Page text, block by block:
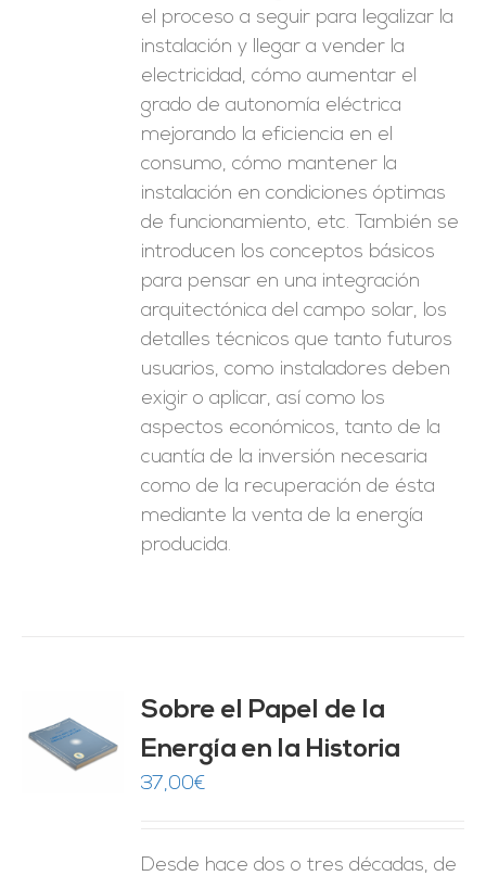
el proceso a seguir para legalizar la
instalación y llegar a vender la
electricidad, cómo aumentar el
grado de autonomía eléctrica
mejorando la eficiencia en el
consumo, cómo mantener la
instalación en condiciones óptimas
de funcionamiento, etc. También se
introducen los conceptos básicos
para pensar en una integración
arquitectónica del campo solar, los
detalles técnicos que tanto futuros
usuarios, como instaladores deben
exigir o aplicar, así como los
aspectos económicos, tanto de la
cuantía de la inversión necesaria
como de la recuperación de ésta
mediante la venta de la energía
producida.
Sobre el Papel de la
Energía en la Historia
37,00€
Desde hace dos o tres décadas, de